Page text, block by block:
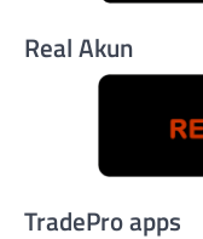
Real Akun
TradePro apps